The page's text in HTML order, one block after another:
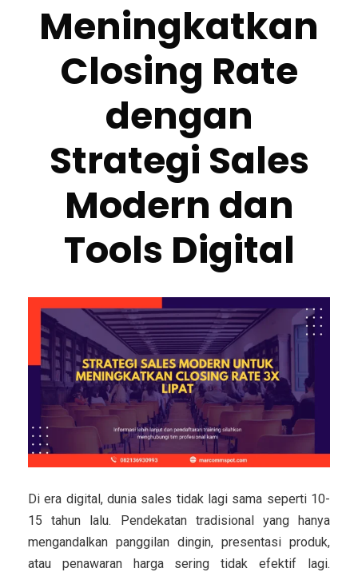
Meningkatkan
Closing Rate
dengan
Strategi Sales
Modern dan
Tools Digital
Di era digital, dunia sales tidak lagi sama seperti 10-
15 tahun lalu. Pendekatan tradisional yang hanya
mengandalkan panggilan dingin, presentasi produk,
atau penawaran harga sering tidak efektif lagi.